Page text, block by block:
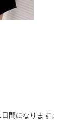
間になります。